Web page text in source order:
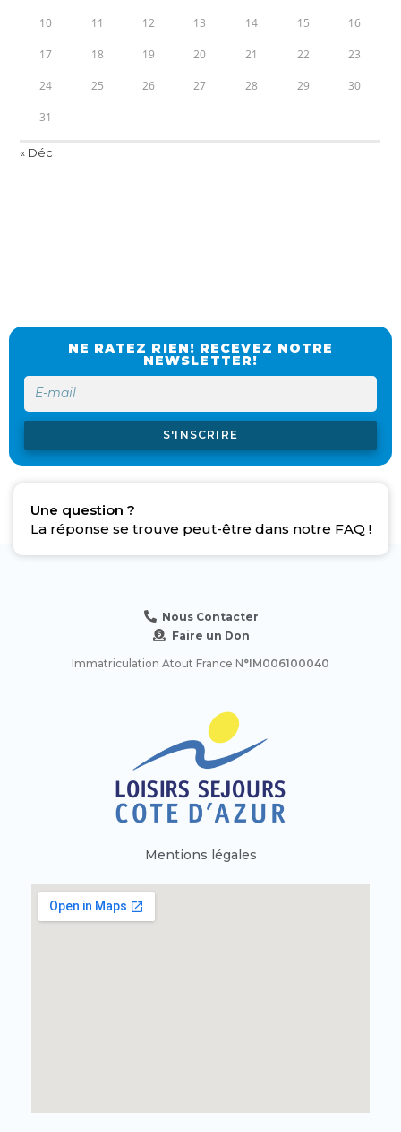
10 11 12 13 14 15 16
17 18 19 20 21 22 23
24 25 26 27 28 29 30
31
« Déc
NE RATEZ RIEN! RECEVEZ NOTRE
NEWSLETTER!
S'INSCRIRE
Une question ?
La réponse se trouve peut-être dans notre FAQ !
Nous Contacter
Faire un Don
Immatriculation Atout France N°IM006100040
Mentions légales